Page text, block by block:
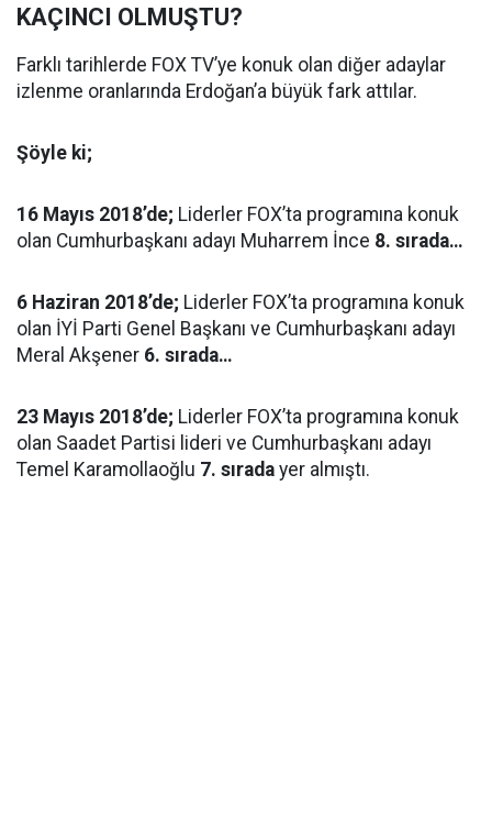
KAÇINCI OLMUŞTU?
Farklı tarihlerde FOX TV’ye konuk olan diğer adaylar
izlenme oranlarında Erdoğan’a büyük fark attılar.
Şöyle ki;
16 Mayıs 2018’de; Liderler FOX’ta programına konuk
olan Cumhurbaşkanı adayı Muharrem İnce 8. sırada…
6 Haziran 2018’de; Liderler FOX’ta programına konuk
olan İYİ Parti Genel Başkanı ve Cumhurbaşkanı adayı
Meral Akşener 6. sırada…
23 Mayıs 2018’de; Liderler FOX’ta programına konuk
olan Saadet Partisi lideri ve Cumhurbaşkanı adayı
Temel Karamollaoğlu 7. sırada yer almıştı.